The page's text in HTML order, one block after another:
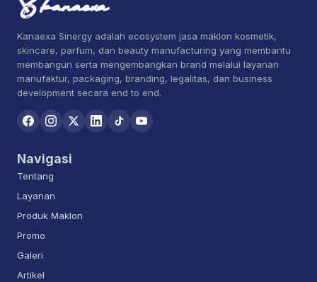
Kanaexa Sinergy adalah ecosystem jasa maklon kosmetik,
skincare, parfum, dan beauty manufacturing yang membantu
membangun serta mengembangkan brand melalui layanan
manufaktur, packaging, branding, legalitas, dan business
development secara end to end.
Navigasi
Tentang
Layanan
Produk Maklon
Promo
Galeri
Artikel